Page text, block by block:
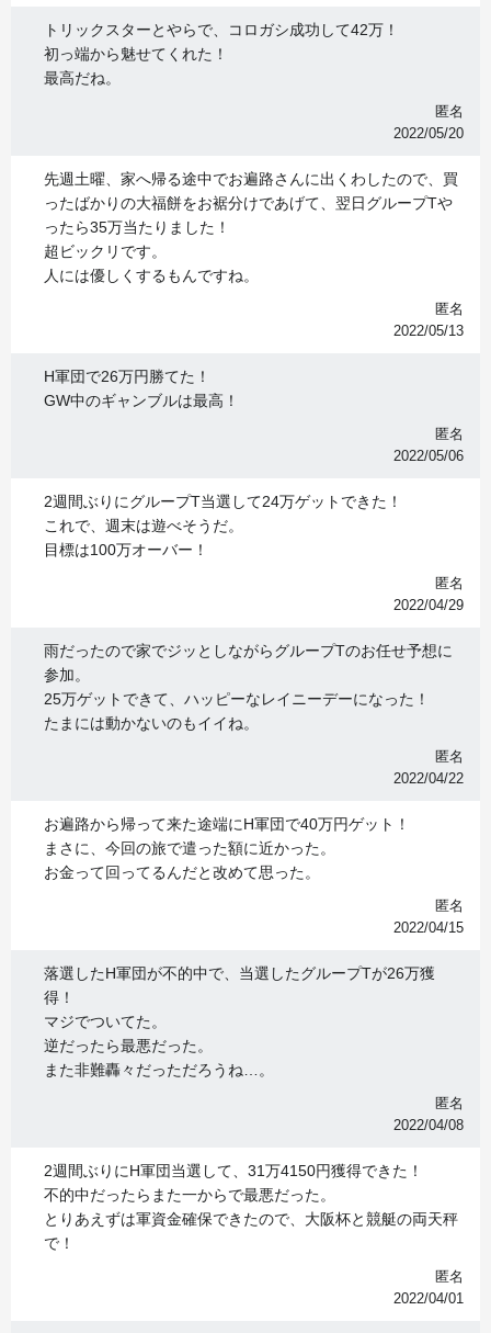
トリックスターとやらで、コロガシ成功して42万！
初っ端から魅せてくれた！
最高だね。
匿名
2022/05/20
先週土曜、家へ帰る途中でお遍路さんに出くわしたので、買
ったばかりの大福餅をお裾分けであげて、翌日グループTや
ったら35万当たりました！
超ビックリです。
人には優しくするもんですね。
匿名
2022/05/13
H軍団で26万円勝てた！
GW中のギャンブルは最高！
匿名
2022/05/06
2週間ぶりにグループT当選して24万ゲットできた！
これで、週末は遊べそうだ。
目標は100万オーバー！
匿名
2022/04/29
雨だったので家でジッとしながらグループTのお任せ予想に
参加。
25万ゲットできて、ハッピーなレイニーデーになった！
たまには動かないのもイイね。
匿名
2022/04/22
お遍路から帰って来た途端にH軍団で40万円ゲット！
まさに、今回の旅で遣った額に近かった。
お金って回ってるんだと改めて思った。
匿名
2022/04/15
落選したH軍団が不的中で、当選したグループTが26万獲
得！
マジでついてた。
逆だったら最悪だった。
また非難轟々だっただろうね…。
匿名
2022/04/08
2週間ぶりにH軍団当選して、31万4150円獲得できた！
不的中だったらまた一からで最悪だった。
とりあえずは軍資金確保できたので、大阪杯と競艇の両天秤
で！
匿名
2022/04/01